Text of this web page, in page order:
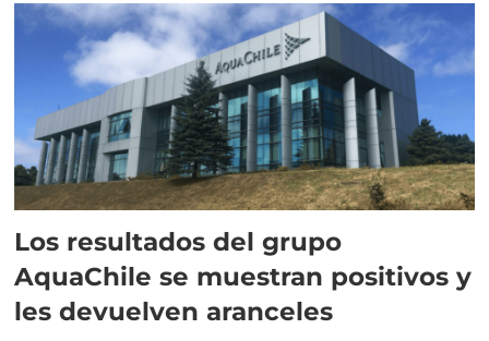
Los resultados del grupo
AquaChile se muestran positivos y
les devuelven aranceles